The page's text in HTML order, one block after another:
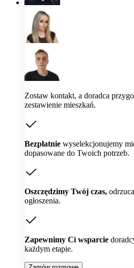
Zostaw kontakt, a doradca
zestawienie mieszkań.
Bezpłatnie wyselekcjonujemy
dopasowane do Twoich potrzeb.
Oszczędzimy Twój czas,
ogłoszenia.
Zapewnimy Ci wsparcie
każdym etapie.